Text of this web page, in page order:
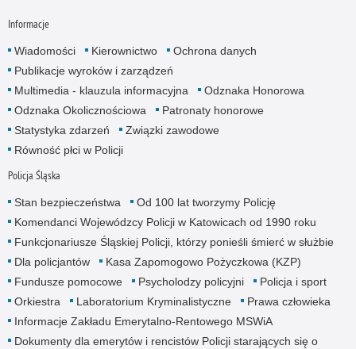
Informacje
Wiadomości Kierownictwo
Ochrona danych
Publikacje wyroków i zarządzeń
Multimedia - klauzula informacyjna
Odznaka Honorowa
Odznaka Okolicznościowa
Patronaty honorowe
Statystyka zdarzeń
Związki zawodowe
Równość płci w Policji
Policja Śląska
Stan bezpieczeństwa
Od 100 lat tworzymy Policję
Komendanci Wojewódzcy Policji w Katowicach od 1990 roku
Funkcjonariusze Śląskiej Policji, którzy ponieśli śmierć w służbie
Dla policjantów
Kasa Zapomogowo Pożyczkowa (KZP)
Fundusze pomocowe
Psycholodzy policyjni
Policja i sport
Orkiestra
Laboratorium Kryminalistyczne
Prawa człowieka
Informacje Zakładu Emerytalno-Rentowego MSWiA
Dokumenty dla emerytów i rencistów Policji starających się o